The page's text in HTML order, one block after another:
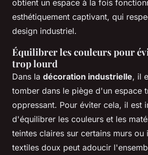
obtient un espace à la fois
esthétiquement captivant, qui
design industriel.
Équilibrer les couleurs pour
trop lourd
Dans la décoration industrielle, il
tomber dans le piège d'un espace
oppressant. Pour éviter cela, il est
d'équilibrer les couleurs et les
teintes claires sur certains murs ou
textiles doux peut adoucir